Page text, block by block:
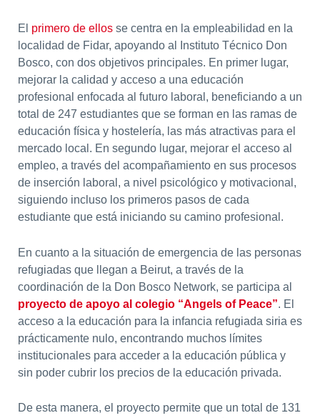
El primero de ellosse centra en la empleabilidad en la
localidad de Fidar, apoyando al Instituto Técnico Don
Bosco, con dos objetivos principales. En primer lugar,
mejorar la calidad y acceso a una educación
profesional enfocada al futuro laboral, beneficiando a un
total de 247 estudiantes que se forman en las ramas de
educación física y hostelería, las más atractivas para el
mercado local. En segundo lugar, mejorar el acceso al
empleo, a través del acompañamiento en sus procesos
de inserción laboral, a nivel psicológico y motivacional,
siguiendo incluso los primeros pasos de cada
estudiante que está iniciando su camino profesional.
En cuanto a la situación de emergencia de las personas
refugiadas que llegan a Beirut, a través de la
coordinación de la Don Bosco Network, se participa al
proyecto de apoyo al colegio “Angels of Peace”. El
acceso a la educación para la infancia refugiada siria es
prácticamente nulo, encontrando muchos límites
institucionales para acceder a la educación pública y
sin poder cubrir los precios de la educación privada.
De esta manera, el proyecto permite que un total de 131